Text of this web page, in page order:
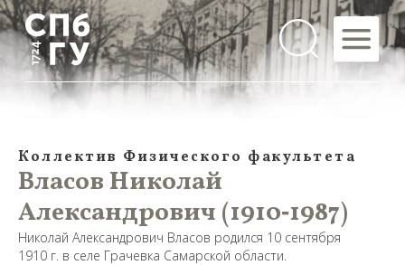
Коллектив Физического факультета
Власов Николай
Александрович (1910‑1987)
Николай Александрович Власов родился 10 сентября
1910 г. в селе Грачевка Самарской области.